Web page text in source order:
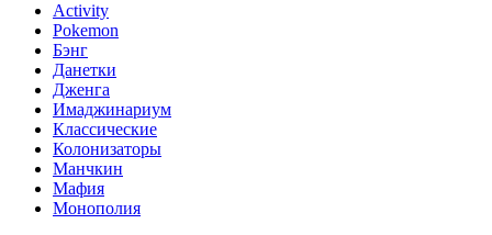
Activity
Pokemon
Бэнг
Данетки
Дженга
Имаджинариум
Классические
Колонизаторы
Манчкин
Мафия
Монополия